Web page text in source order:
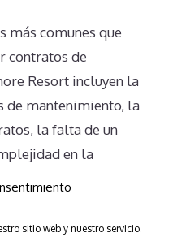
sitio web y nuestro servicio.
más comunes que
contratos de
Resort incluyen la
de mantenimiento, la
la falta de un
en la
por parte del complejo.
pueden hacer que